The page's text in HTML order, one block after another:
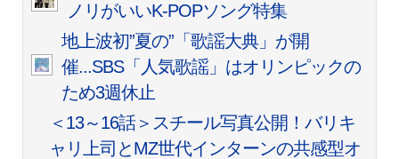
ノリがいいK-POPソング特集
地上波初”夏の”「歌謡大典」が開
催...SBS「人気歌謡」はオリンピックの
ため3週休止
＜13～16話＞スチール写真公開！バリキ
ャリ上司とMZ世代インターンの共感型オ